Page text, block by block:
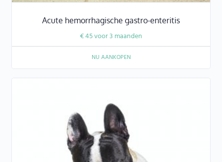
Acute hemorrhagische gastro-enteritis
€45voor 3 maanden
NU AANKOPEN